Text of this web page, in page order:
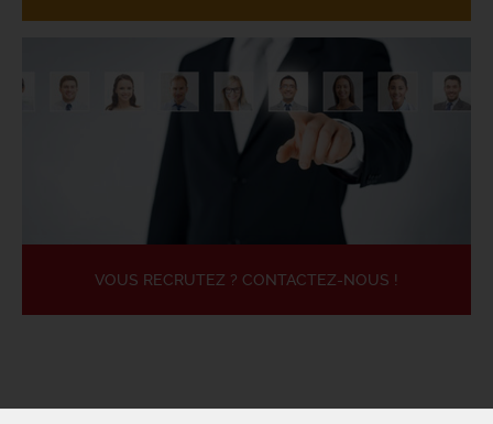
VOUS RECRUTEZ ? CONTACTEZ-NOUS !